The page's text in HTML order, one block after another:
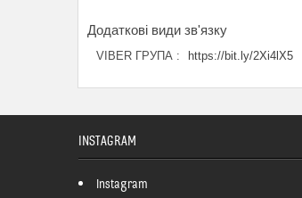
VIBER ГРУПА https://bit.ly/2Xi4lX5
INSTAGRAM
Instagram